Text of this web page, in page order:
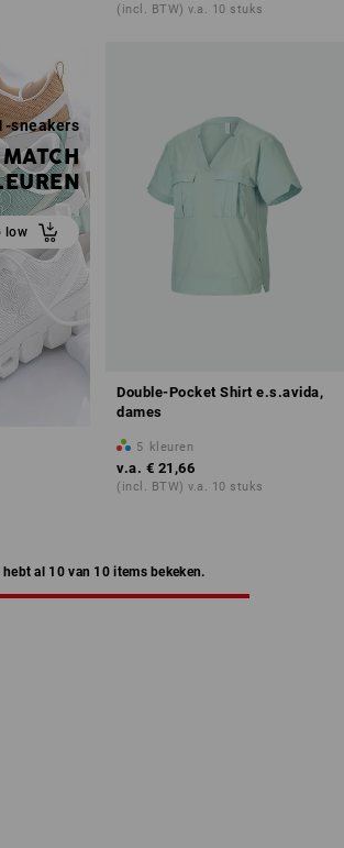
(incl. BTW) v.a. 10 stuks
sneakers
low
Double-Pocket Shirt e.s.avida,
dames
5 kleuren
v.a. € 21,66
(incl. BTW) v.a. 10 stuks
hebt al 10 van 10 items bekeken.